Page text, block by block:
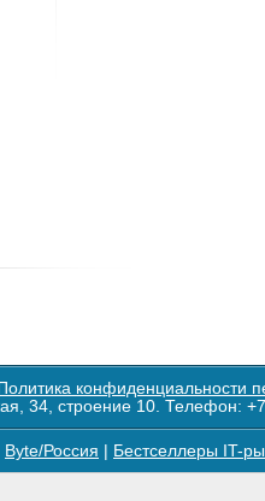
Политика конфиденциальности
34, строение 10. Телефон:
Byte/Россия Бестселлеры IT-